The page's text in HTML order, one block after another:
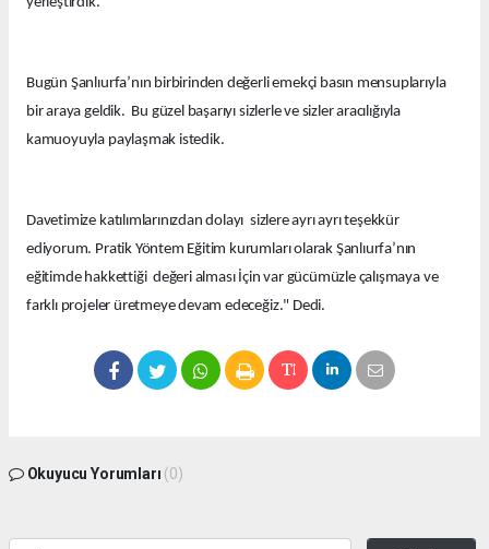
Bugün Şanlıurfa’nın birbirinden değerli emekçi basın mensuplarıyla
bir araya geldik. Bu güzel başarıyı sizlerle ve sizler aracılığıyla
kamuoyuyla paylaşmak istedik.
Davetimize katılımlarınızdan dolayı sizlere ayrı ayrı teşekkür
ediyorum. Pratik Yöntem Eğitim kurumları olarak Şanlıurfa’nın
eğitimde hakkettiği değeri alması İçin var gücümüzle çalışmaya ve
farklı projeler üretmeye devam edeceğiz." Dedi.
Okuyucu Yorumları (0)